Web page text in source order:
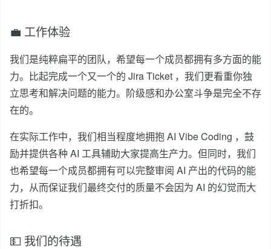
💼 工作体验
我们是纯粹扁平的团队，希望每一个成员都拥有多方面的能
力。比起完成一个又一个的 Jira Ticket ，我们更看重你独
立思考和解决问题的能力。阶级感和办公室斗争是完全不存
在的。
在实际工作中，我们相当程度地拥抱 AI Vibe Coding ，鼓
励并提供各种 AI 工具辅助大家提高生产力。但同时，我们
也希望每一个成员都拥有可以完整审阅 AI 产出的代码的能
力，从而保证我们最终交付的质量不会因为 AI 的幻觉而大
打折扣。
💵 我们的待遇